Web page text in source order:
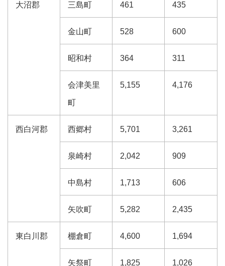
大沼郡 三島町 461 435
金山町 528 600
昭和村 364 311
会津美里
町
5,155 4,176
西白河郡 西郷村 5,701 3,261
泉崎村 2,042 909
中島村 1,713 606
矢吹町 5,282 2,435
東白川郡 棚倉町 4,600 1,694
矢祭町 1,825 1,026